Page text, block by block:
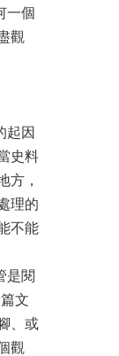
一個
觀
起因
史料
方，
理的
不能
是閱
文
、或
觀